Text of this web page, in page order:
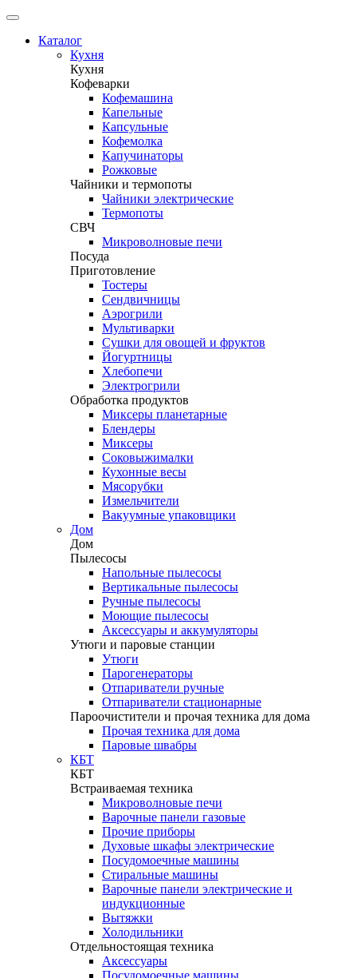
Каталог
Кухня
Кухня
Кофеварки
Кофемашина
Капельные
Капсульные
Кофемолка
Капучинаторы
Рожковые
Чайники и термопоты
Чайники электрические
Термопоты
СВЧ
Микроволновые печи
Посуда
Приготовление
Тостеры
Сендвичницы
Аэрогрили
Мультиварки
Сушки для овощей и фруктов
Йогуртницы
Хлебопечи
Электрогрили
Обработка продуктов
Миксеры планетарные
Блендеры
Миксеры
Соковыжималки
Кухонные весы
Мясорубки
Измельчители
Вакуумные упаковщики
Дом
Дом
Пылесосы
Напольные пылесосы
Вертикальные пылесосы
Ручные пылесосы
Моющие пылесосы
Аксессуары и аккумуляторы
Утюги и паровые станции
Утюги
Парогенераторы
Отпариватели ручные
Отпариватели стационарные
Пароочистители и прочая техника для дома
Прочая техника для дома
Паровые швабры
КБТ
КБТ
Встраиваемая техника
Микроволновые печи
Варочные панели газовые
Прочие приборы
Духовые шкафы электрические
Посудомоечные машины
Стиральные машины
Варочные панели электрические и
индукционные
Вытяжки
Холодильники
Отдельностоящая техника
Аксессуары
Посудомоечные машины